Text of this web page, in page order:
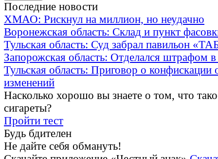
Последние новости
ХМАО: Рискнул на миллион, но неудачно
Воронежская область: Склад и пункт
Тульская область: Суд забрал павильон
Запорожская область: Отделался штрафом
Тульская область: Приговор о конфискации
изменений
Насколько хорошо вы знаете о том, что
сигареты?
Пройти тест
Будь бдителен
Не дайте себя обмануть!